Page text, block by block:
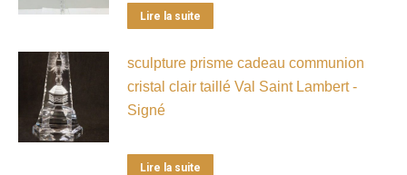
Lire la suite
sculpture prisme cadeau communion
cristal clair taillé Val Saint Lambert -
Signé
Lire la suite